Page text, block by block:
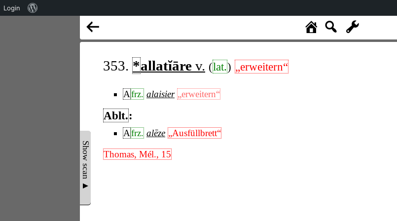
Show scan ▲
353. *allatĭāre v. (lat.) „erweitern“
Afrz. alaisier „erweitern“
Ablt.:
Afrz. alēze „Ausfüllbrett“
Thomas, Mél., 15
Login